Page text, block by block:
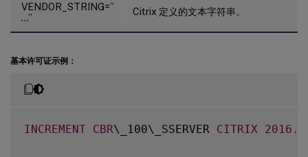
VENDOR_STRING=”
…”
Citrix 定义的文本字符串。
基本许可证示例：
INCREMENT CBR\_100\_SSERVER CITRIX